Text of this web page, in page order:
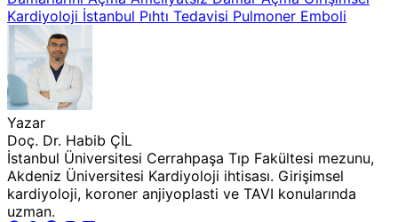
Kardiyoloji İstanbul Pıhtı Tedavisi Pulmoner Emboli
Yazar
Doç. Dr. Habib ÇİL
İstanbul Üniversitesi Cerrahpaşa Tıp Fakültesi mezunu,
Akdeniz Üniversitesi Kardiyoloji ihtisası. Girişimsel
kardiyoloji, koroner anjiyoplasti ve TAVI konularında
uzman.